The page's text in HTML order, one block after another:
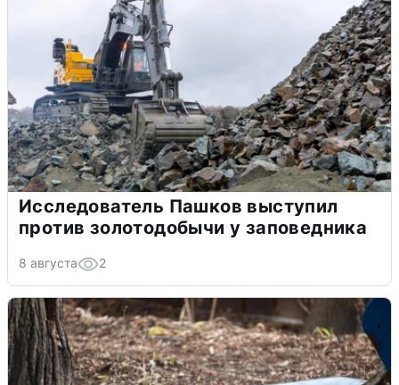
Исследователь Пашков выступил
против золотодобычи у заповедника
8 августа 2